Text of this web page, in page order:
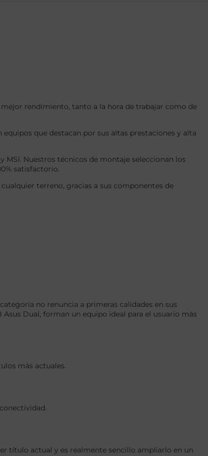
rendimiento, tanto a la hora de trabajar como de
que destacan por sus altas prestaciones y alta
Nuestros técnicos de montaje seleccionan los
satisfactorio.
terreno, gracias a sus componentes de
no renuncia a primeras calidades en sus
Asus Dual, forman un equipo ideal para el usuario más
más actuales.
título actual y es realmente sencillo ampliarlo en un